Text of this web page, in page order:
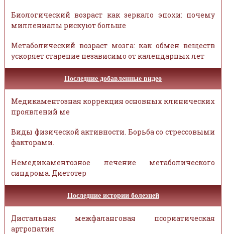
Биологический возраст как зеркало эпохи: почему
миллениалы рискуют больше
Метаболический возраст мозга: как обмен веществ
ускоряет старение независимо от календарных лет
Последние добавленные видео
Медикаментозная коррекция основных клинических
проявлений ме
Виды физической активности. Борьба со стрессовыми
факторами.
Немедикаментозное лечение метаболического
синдрома. Диетотер
Последние истории болезней
Дистальная межфаланговая псориатическая
артропатия